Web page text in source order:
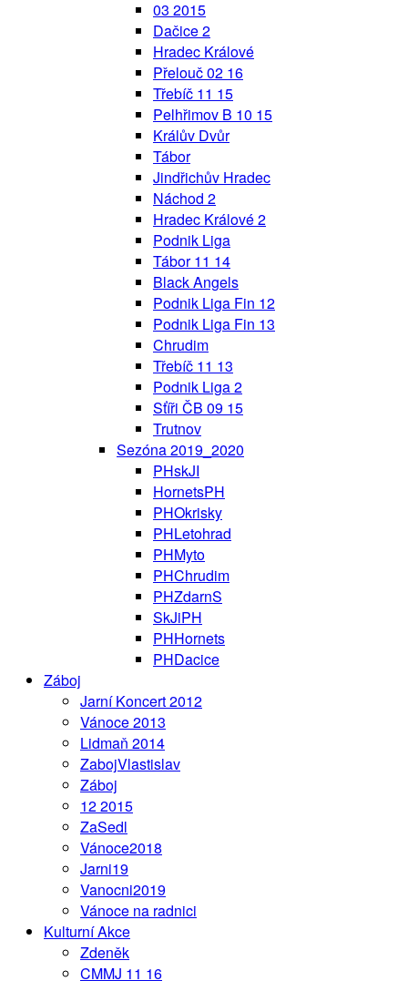
03 2015
Dačice 2
Hradec Králové
Přelouč 02 16
Třebíč 11 15
Pelhřimov B 10 15
Králův Dvůr
Tábor
Jindřichův Hradec
Náchod 2
Hradec Králové 2
Podnik Liga
Tábor 11 14
Black Angels
Podnik Liga Fin 12
Podnik Liga Fin 13
Chrudim
Třebíč 11 13
Podnik Liga 2
Sťíři ČB 09 15
Trutnov
Sezóna 2019_2020
PHskJI
HornetsPH
PHOkrisky
PHLetohrad
PHMyto
PHChrudim
PHZdarnS
SkJiPH
PHHornets
PHDacice
Záboj
Jarní Koncert 2012
Vánoce 2013
Lidmaň 2014
ZabojVlastislav
Záboj
12 2015
ZaSedl
Vánoce2018
Jarni19
Vanocni2019
Vánoce na radnici
Kulturní Akce
Zdeněk
CMMJ 11 16